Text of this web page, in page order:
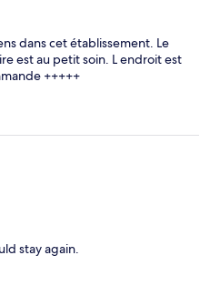
dans cet établissement. Le
est au petit soin. L endroit est
+++++
stay again.